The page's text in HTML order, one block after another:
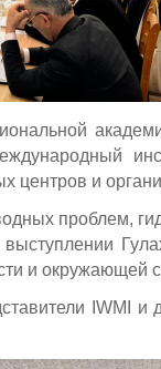
центров и
проблем,
и
IWMI